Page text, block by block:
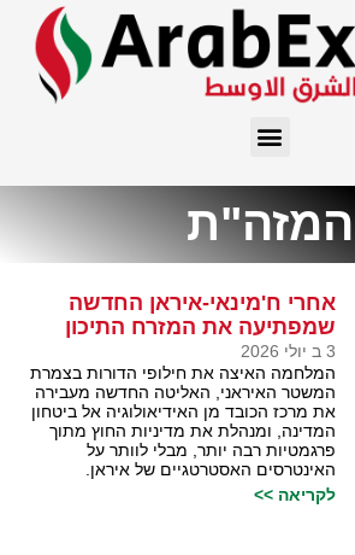
המזה"ת
אחרי ח'מינאי-איראן החדשה
שמפתיעה את המזרח התיכון
3 ב יולי 2026
המלחמה האיצה את חילופי הדורות בצמרת
המשטר האיראני, האליטה החדשה מעבירה
את מרכז הכובד מן האידיאולוגיה אל ביטחון
המדינה, ומנהלת את מדיניות החוץ מתוך
פרגמטיות רבה יותר, מבלי לוותר על
האינטרסים האסטרטגיים של איראן.
לקריאה >>